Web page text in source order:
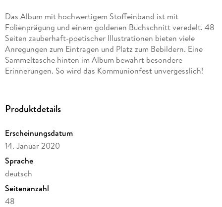
Das Album mit hochwertigem Stoffeinband ist mit
Folienprägung und einem goldenen Buchschnitt veredelt. 48
Seiten zauberhaft-poetischer Illustrationen bieten viele
Anregungen zum Eintragen und Platz zum Bebildern. Eine
Sammeltasche hinten im Album bewahrt besondere
Erinnerungen. So wird das Kommunionfest unvergesslich!
Produktdetails
Erscheinungsdatum
14. Januar 2020
Sprache
deutsch
Seitenanzahl
48